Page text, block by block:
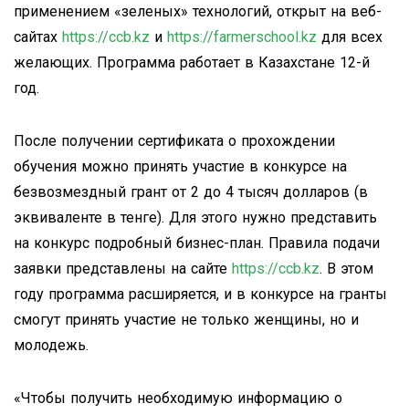
применением «зеленых» технологий, открыт на веб-
сайтах https://ccb.kz и https://farmerschool.kz для всех
желающих. Программа работает в Казахстане 12-й
год.
После получении сертификата о прохождении
обучения можно принять участие в конкурсе на
безвозмездный грант от 2 до 4 тысяч долларов (в
эквиваленте в тенге). Для этого нужно представить
на конкурс подробный бизнес-план. Правила подачи
заявки представлены на сайте https://ccb.kz. В этом
году программа расширяется, и в конкурсе на гранты
смогут принять участие не только женщины, но и
молодежь.
«Чтобы получить необходимую информацию о